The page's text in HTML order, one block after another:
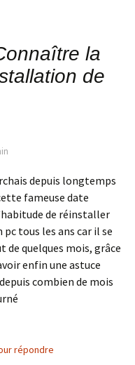
la
de
depuis longtemps
fameuse date
de réinstaller
tous les ans car il se
de quelques mois, grâce
enfin une astuce
combien de mois
répondre